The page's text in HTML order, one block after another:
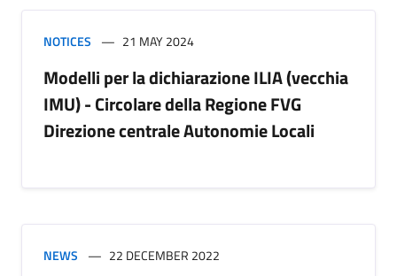
NOTICES 21 MAY 2024
Modelli per la dichiarazione ILIA (vecchia
IMU) - Circolare della Regione FVG
Direzione centrale Autonomie Locali
NEWS 22 DECEMBER 2022